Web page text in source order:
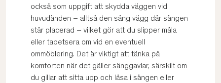
också som uppgift att skydda väggen vid
huvudänden – alltså den säng vägg där sängen
står placerad – vilket gör att du slipper måla
eller tapetsera om vid en eventuell
ommöblering. Det är viktigt att tänka på
komforten när det gäller sänggavlar, särskilt om
du gillar att sitta upp och läsa i sängen eller